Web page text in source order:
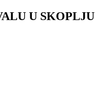
U SKOPLJU